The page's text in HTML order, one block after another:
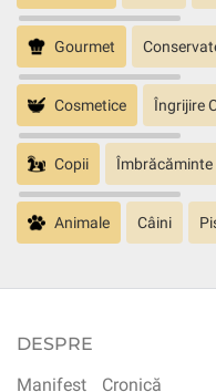
Gourmet
Cosmetice Îngrijire
Copii Îmbrăcăminte
Animale Câini
DESPRE
Manifest
Cronică